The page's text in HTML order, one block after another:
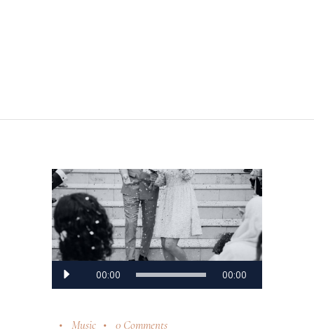
Audio
Player
00:00 00:00
Music 0 Comments